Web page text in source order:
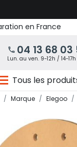
en France
04 13 68 03
Lun. au ven. 9-12h / 14-17h
Tous les
Marque Elegoo